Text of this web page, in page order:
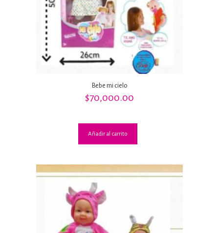
Bebe mi cielo
$70,000.00
Añadir al carrito